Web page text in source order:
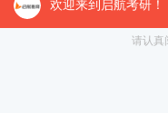
学前教育 【